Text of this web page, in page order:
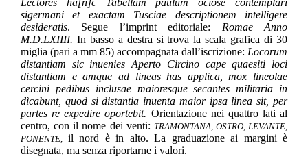
Lectores ha[n]c Tabellam paulum ociose contemplari
sigermani et exactam Tusciae descriptionem intelligere
desideratis. Segue l’imprint editoriale: Romae Anno
M.D.LXIIII. In basso a destra si trova la scala grafica di 30
miglia (pari a mm 85) accompagnata dall’iscrizione: Locorum
distantiam sic inuenies Aperto Circino cape quaesiti loci
distantiam e amque ad lineas has applica, mox lineolae
cercini pedibus inclusae maioresque secantes militaria in
dìcabunt, quod si distantia inuenta maior ipsa linea sit, per
partes re expedire oportebit. Orientazione nei quattro lati al
centro, con il nome dei venti: TRAMONTANA, OSTRO, LEVANTE,
PONENTE, il nord è in alto. La graduazione ai margini è
disegnata, ma senza riportarne i valori.